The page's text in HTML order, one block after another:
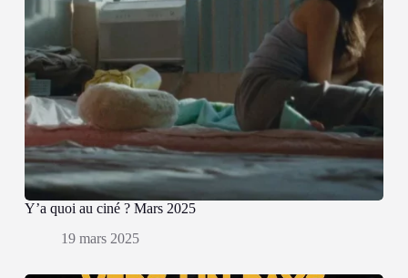
Y’a quoi au ciné ? Mars 2025
19 mars 2025